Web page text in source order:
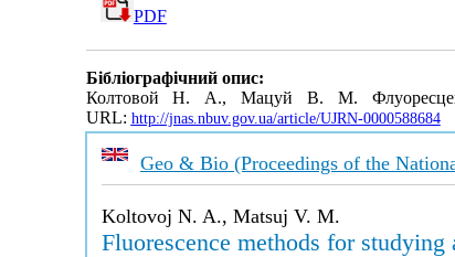
PDF
Бібліографічний опис:
Колтовой Н. А., Мацуй В. М.
URL: http://jnas.nbuv.gov.ua/article/UJRN-0000588684
Geo & Bio (Proceedings of the
Koltovoj N. A., Matsuj V. M.
Fluorescence methods for studying